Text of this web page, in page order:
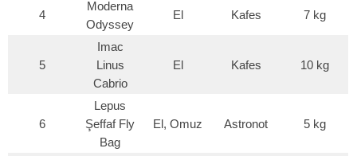
4
Moderna
Odyssey
El Kafes 7 kg
5
Imac
Linus
Cabrio
El Kafes 10 kg
6
Lepus
Şeffaf Fly
Bag
El, Omuz Astronot 5 kg